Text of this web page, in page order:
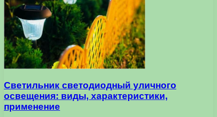
Светильник светодиодный уличного
освещения: виды, характеристики,
применение